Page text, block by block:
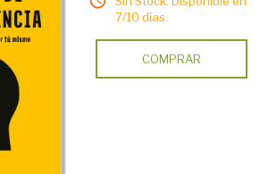
7/10 días.
COMPRAR